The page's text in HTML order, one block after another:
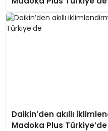
Daikin’den akıllı
Madoka Plus Türkiye’de